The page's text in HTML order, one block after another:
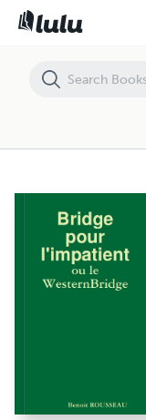
Bridge pour l'impatient